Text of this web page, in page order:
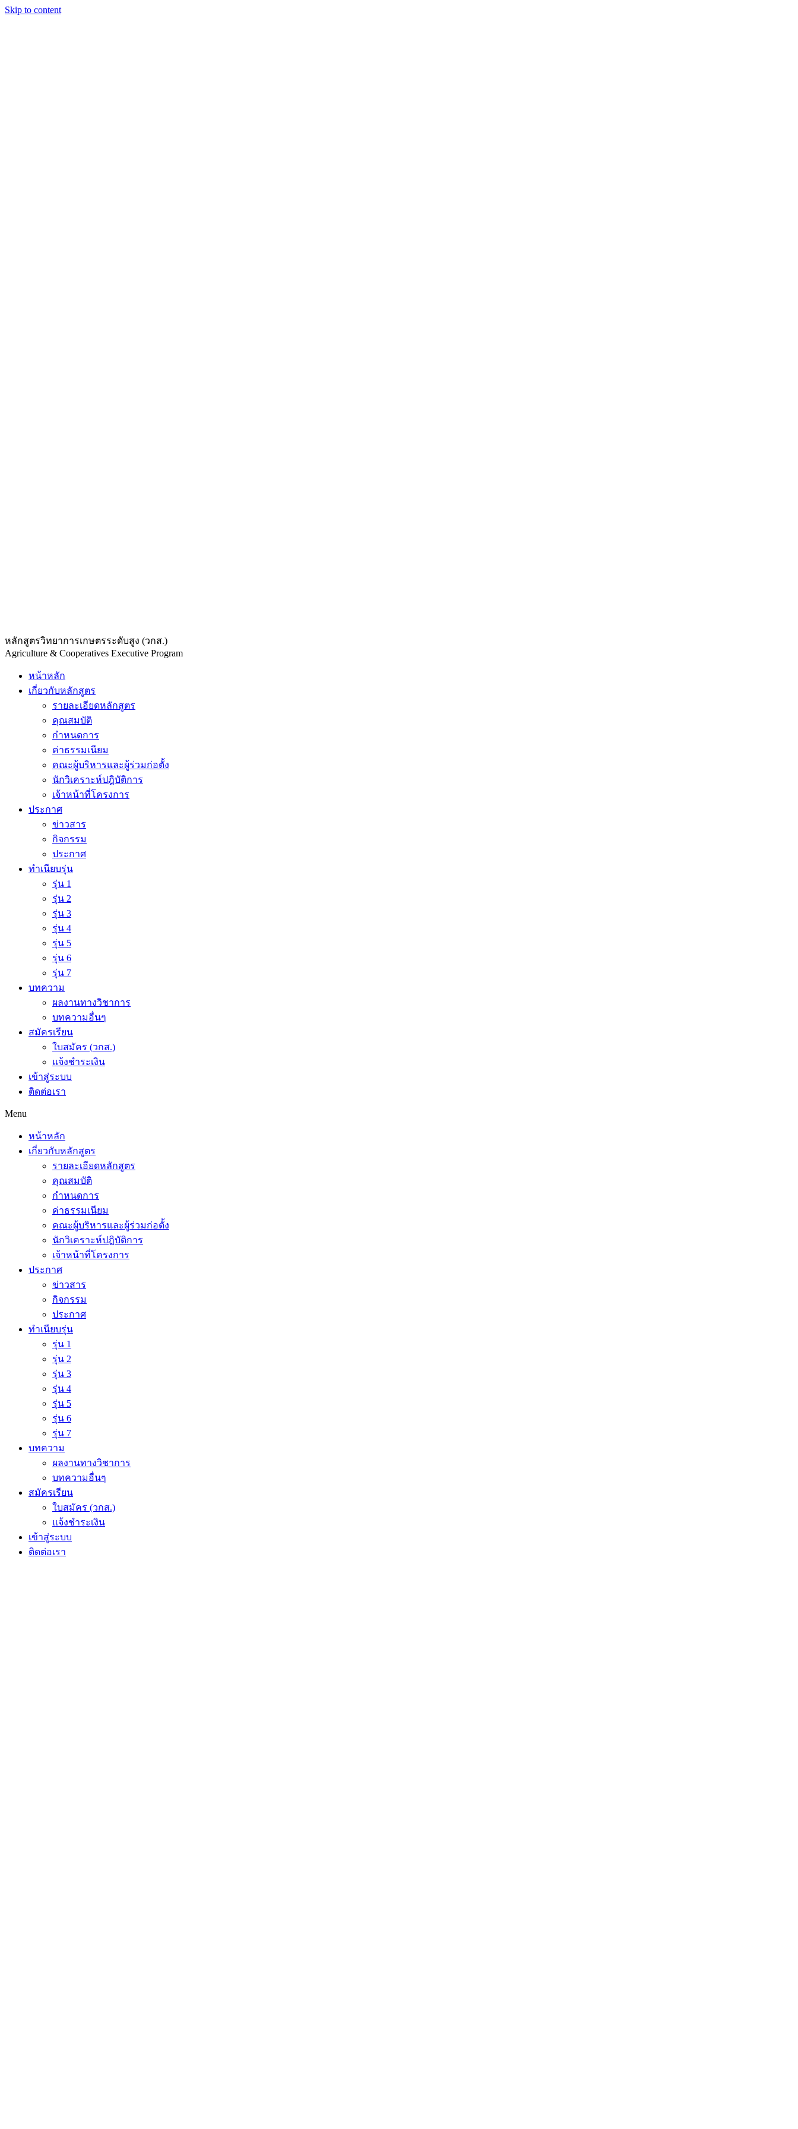
Skip to content
หลักสูตรวิทยาการเกษตรระดับสูง (วกส.)
Agriculture & Cooperatives Executive Program
หน้าหลัก
เกี่ยวกับหลักสูตร
รายละเอียดหลักสูตร
คุณสมบัติ
กำหนดการ
ค่าธรรมเนียม
คณะผู้บริหารและผู้ร่วมก่อตั้ง
นักวิเคราะห์ปฎิบัติการ
เจ้าหน้าที่โครงการ
ประกาศ
ข่าวสาร
กิจกรรม
ประกาศ
ทำเนียบรุ่น
รุ่น 1
รุ่น 2
รุ่น 3
รุ่น 4
รุ่น 5
รุ่น 6
รุ่น 7
บทความ
ผลงานทางวิชาการ
บทความอื่นๆ
สมัครเรียน
ใบสมัคร (วกส.)
แจ้งชำระเงิน
เข้าสู่ระบบ
ติดต่อเรา
Menu
หน้าหลัก
เกี่ยวกับหลักสูตร
รายละเอียดหลักสูตร
คุณสมบัติ
กำหนดการ
ค่าธรรมเนียม
คณะผู้บริหารและผู้ร่วมก่อตั้ง
นักวิเคราะห์ปฎิบัติการ
เจ้าหน้าที่โครงการ
ประกาศ
ข่าวสาร
กิจกรรม
ประกาศ
ทำเนียบรุ่น
รุ่น 1
รุ่น 2
รุ่น 3
รุ่น 4
รุ่น 5
รุ่น 6
รุ่น 7
บทความ
ผลงานทางวิชาการ
บทความอื่นๆ
สมัครเรียน
ใบสมัคร (วกส.)
แจ้งชำระเงิน
เข้าสู่ระบบ
ติดต่อเรา